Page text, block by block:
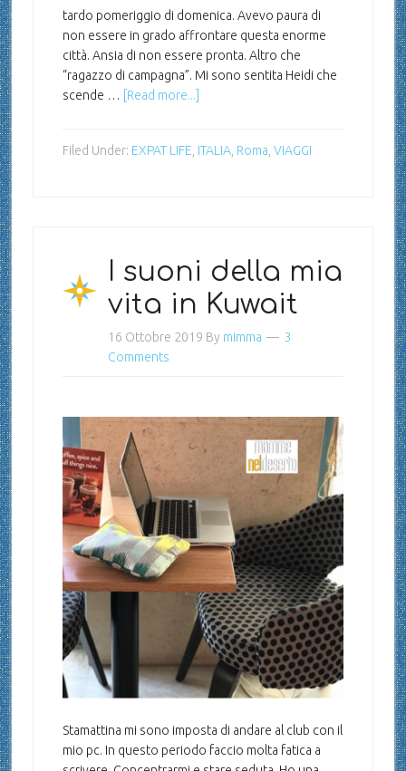
tardo pomeriggio di domenica. Avevo paura di
non essere in grado affrontare questa enorme
città. Ansia di non essere pronta. Altro che
“ragazzo di campagna”. Mi sono sentita Heidi che
scende …
[Read more...]
Filed Under: EXPAT LIFE, ITALIA, Roma, VIAGGI
I suoni della mia
vita in Kuwait
16 Ottobre 2019 By mimma
3
Comments
Stamattina mi sono imposta di andare al club con il
mio pc. In questo periodo faccio molta fatica a